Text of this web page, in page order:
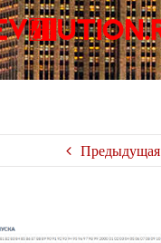
Предыдущая